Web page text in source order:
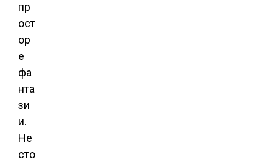
пр
ост
ор
е
фа
нта
зи
и.
Не
сто